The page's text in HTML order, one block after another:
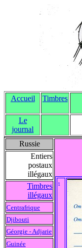
Accueil Timbres
Le
journal
Russie
1
Entiers
postaux
illégaux
Timbres
illégaux
Centrafrique
Djibouti
Géorgie - Adjarie
Guinée